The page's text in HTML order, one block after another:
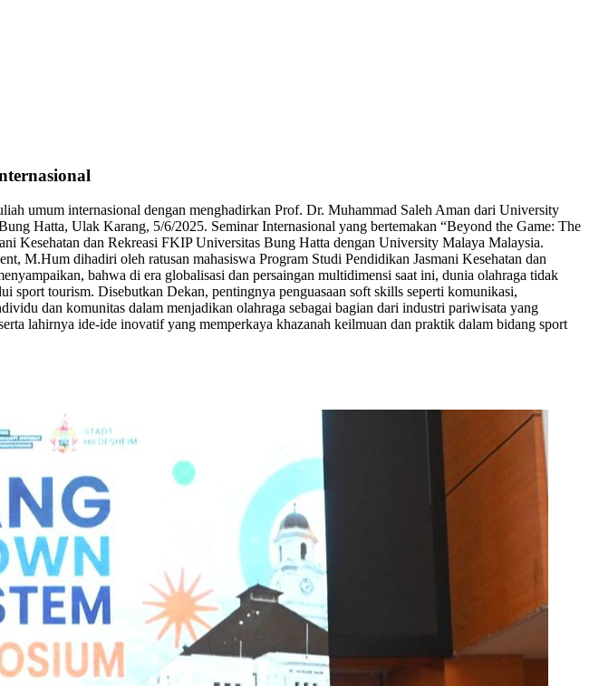
umum internasional dengan menghadirkan Prof. Dr. Muhammad Saleh Aman dari University
Hatta, Ulak Karang, 5/6/2025. Seminar Internasional yang bertemakan “Beyond the Game: The
Kesehatan dan Rekreasi FKIP Universitas Bung Hatta dengan University Malaya Malaysia.
M.Hum dihadiri oleh ratusan mahasiswa Program Studi Pendidikan Jasmani Kesehatan dan
bahwa di era globalisasi dan persaingan multidimensi saat ini, dunia olahraga tidak
sport tourism. Disebutkan Dekan, pentingnya penguasaan soft skills seperti komunikasi,
dan komunitas dalam menjadikan olahraga sebagai bagian dari industri pariwisata yang
lahirnya ide-ide inovatif yang memperkaya khazanah keilmuan dan praktik dalam bidang sport